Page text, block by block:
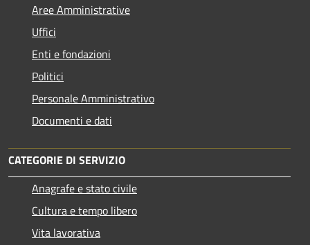
Aree Amministrative
Uffici
Enti e fondazioni
Politici
Personale Amministrativo
Documenti e dati
CATEGORIE DI SERVIZIO
Anagrafe e stato civile
Cultura e tempo libero
Vita lavorativa